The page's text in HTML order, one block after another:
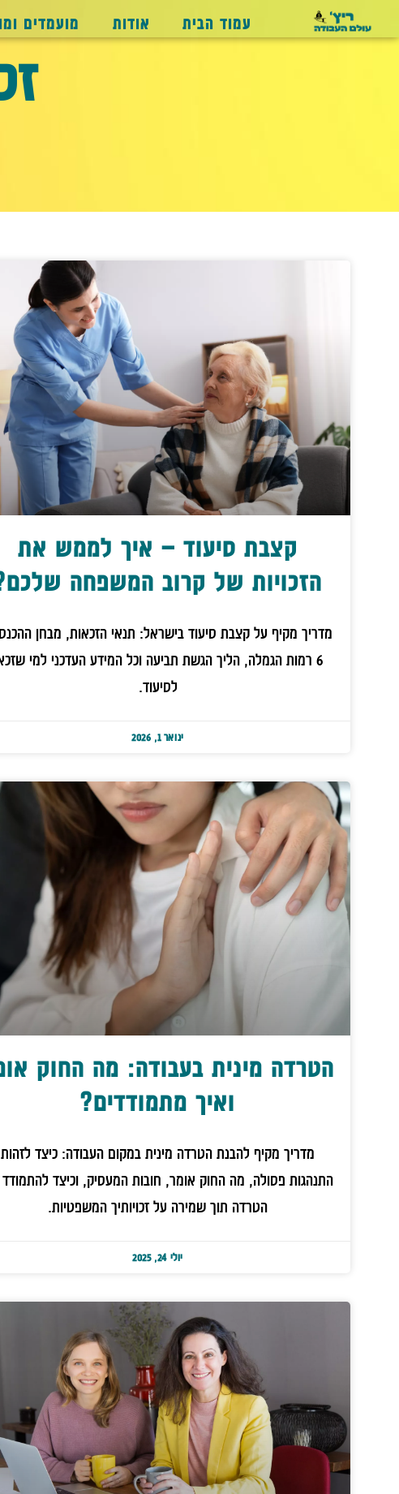
עמוד הבית אודות מועמדים
קצבת סיעוד – איך לממש את
הזכויות של קרוב המשפחה
מדריך מקיף על קצבת סיעוד בישראל: תנאי הזכאות, מבחן
6 רמות הגמלה, הליך הגשת תביעה וכל המידע העדכני למי
לסיעוד.
ינואר 1, 2026
הטרדה מינית בעבודה: מה החוק
ואיך מתמודדים?
מדריך מקיף להבנת הטרדה מינית במקום העבודה: כיצד לזהות
התנהגות פסולה, מה החוק אומר, חובות המעסיק, וכיצד
הטרדה תוך שמירה על זכויותיך המשפטיות.
יולי 24, 2025